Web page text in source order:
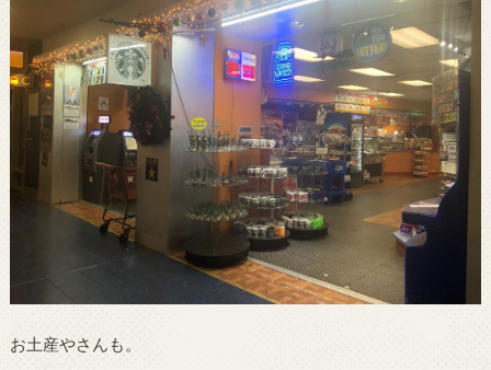
お土産やさんも。